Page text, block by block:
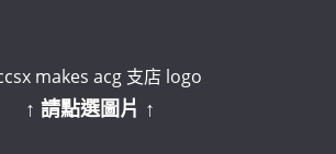
↑ 請點選圖片 ↑